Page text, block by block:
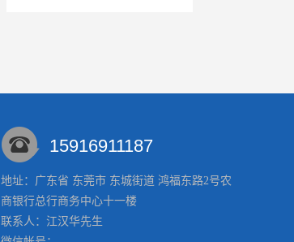
东莞沙田房屋渗漏水补漏 沙田专业厂房防水补漏
15916911187
地址：广东省 东莞市 东城街道 鸿福东路2号农
商银行总行商务中心十一楼
联系人：江汉华先生